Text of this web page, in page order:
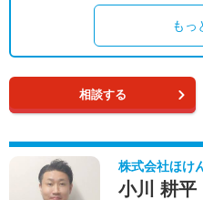
もっ
相談する
株式会社ほけ
小川 耕平